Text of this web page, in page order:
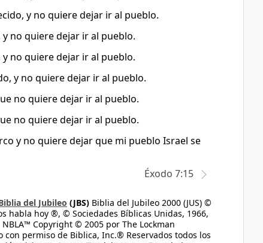
y no quiere dejar ir al pueblo.
y no quiere dejar ir al pueblo.
y no quiere dejar ir al pueblo.
y no quiere dejar ir al pueblo.
no quiere dejar ir al pueblo.
no quiere dejar ir al pueblo.
y no quiere dejar que mi pueblo Israel se
Éxodo 7:15
del Jubileo (JBS) Biblia del Jubileo 2000 (JUS) ©
habla hoy ®, © Sociedades Bíblicas Unidas, 1966,
Copyright © 2005 por The Lockman
permiso de Biblica, Inc.® Reservados todos los